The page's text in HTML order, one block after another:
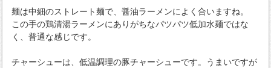
麺は中細のストレート麺で、醤油ラーメンによく合いますね。
この手の鶏清湯ラーメンにありがちなパツパツ低加水麺ではな
く、普通な感じです。
チャーシューは、低温調理の豚チャーシューです。うまいですが